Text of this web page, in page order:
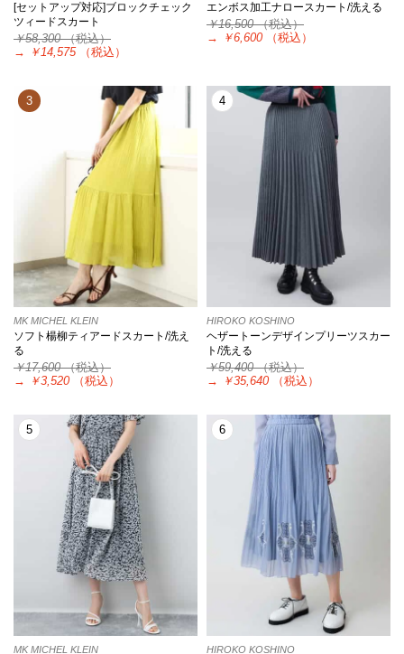
[セットアップ対応]ブロックチェック
ツィードスカート
￥58,300（税込）
→
￥14,575 （税込）
エンボス加工ナロースカート/洗える
￥16,500（税込）
→
￥6,600 （税込）
3
MK MICHEL KLEIN
ソフト楊柳ティアードスカート/洗え
る
￥17,600（税込）
→
￥3,520 （税込）
4
HIROKO KOSHINO
ヘザートーンデザインプリーツスカー
ト/洗える
￥59,400（税込）
→
￥35,640 （税込）
5
MK MICHEL KLEIN
6
HIROKO KOSHINO